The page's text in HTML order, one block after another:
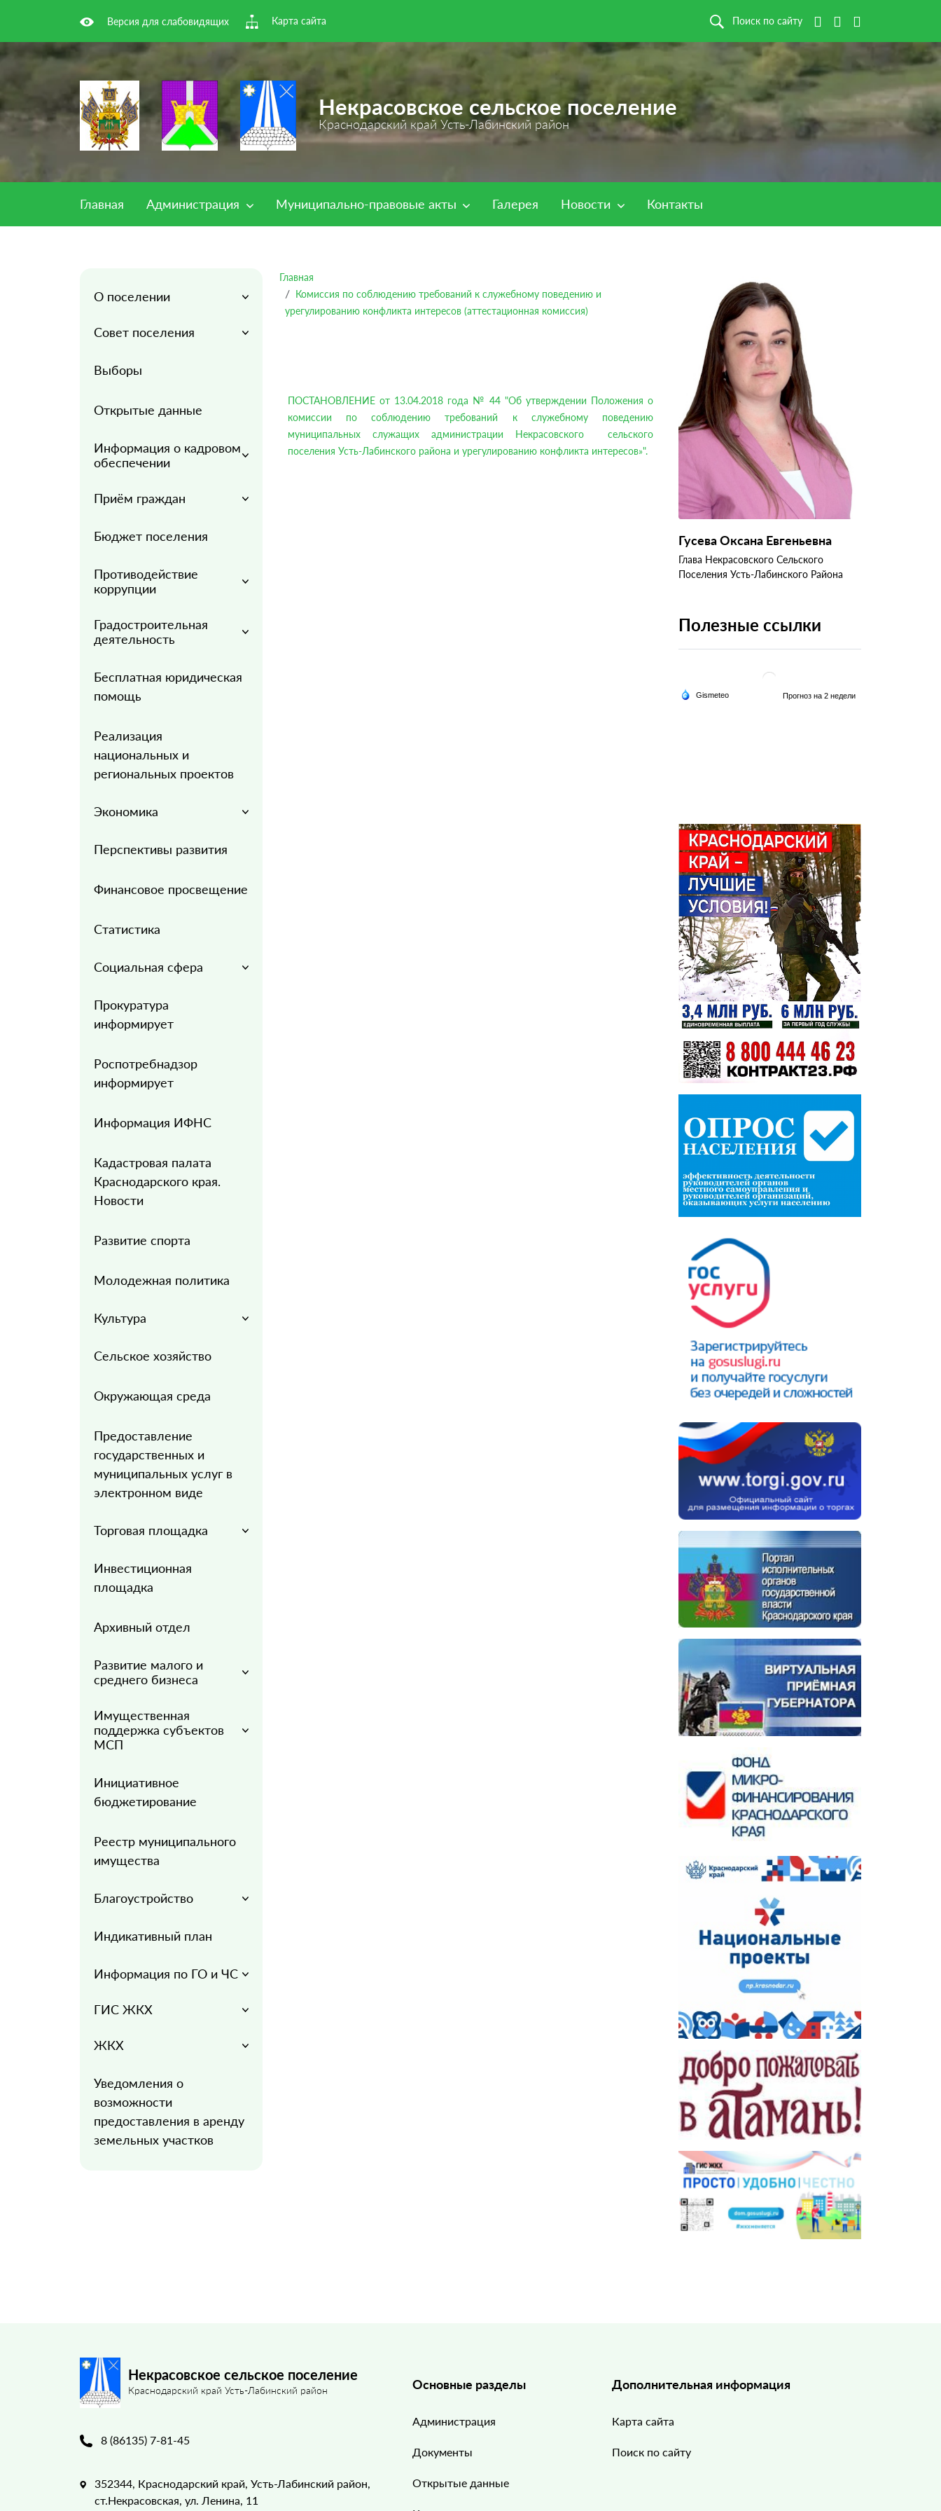
Версия для слабовидящих Карта сайта Поиск по сайту
Некрасовское сельское поселение
Краснодарский край Усть-Лабинский район
Главная Администрация Муниципально-правовые акты Галерея Новости Контакты
О поселении
Совет поселения
Выборы
Открытые данные
Информация о кадровом
обеспечении
Приём граждан
Бюджет поселения
Противодействие
коррупции
Градостроительная
деятельность
Бесплатная юридическая
помощь
Реализация
национальных и
региональных проектов
Экономика
Перспективы развития
Финансовое просвещение
Статистика
Социальная сфера
Прокуратура
информирует
Роспотребнадзор
информирует
Информация ИФНС
Кадастровая палата
Краснодарского края.
Новости
Развитие спорта
Молодежная политика
Культура
Сельское хозяйство
Окружающая среда
Предоставление
государственных и
муниципальных услуг в
электронном виде
Торговая площадка
Инвестиционная
площадка
Архивный отдел
Развитие малого и
среднего бизнеса
Имущественная
поддержка субъектов
МСП
Инициативное
бюджетирование
Реестр муниципального
имущества
Благоустройство
Индикативный план
Информация по ГО и ЧС
ГИС ЖКХ
ЖКХ
Уведомления о
возможности
предоставления в аренду
земельных участков
Главная
Комиссия по соблюдению требований к служебному поведению и
урегулированию конфликта интересов (аттестационная комиссия)
ПОСТАНОВЛЕНИЕ от 13.04.2018 года № 44 "Об утверждении Положения о
комиссии по соблюдению требований к служебному поведению
муниципальных служащих администрации Некрасовского сельского
поселения Усть-Лабинского района и урегулированию конфликта интересов»".
Гусева Оксана Евгеньевна
Глава Некрасовского Сельского
Поселения Усть-Лабинского Района
Полезные ссылки
Некрасовское сельское поселение
Краснодарский край Усть-Лабинский район
8 (86135) 7-81-45
352344, Краснодарский край, Усть-Лабинский район,
ст.Некрасовская, ул. Ленина, 11
Основные разделы
Администрация
Документы
Открытые данные
Дополнительная информация
Карта сайта
Поиск по сайту